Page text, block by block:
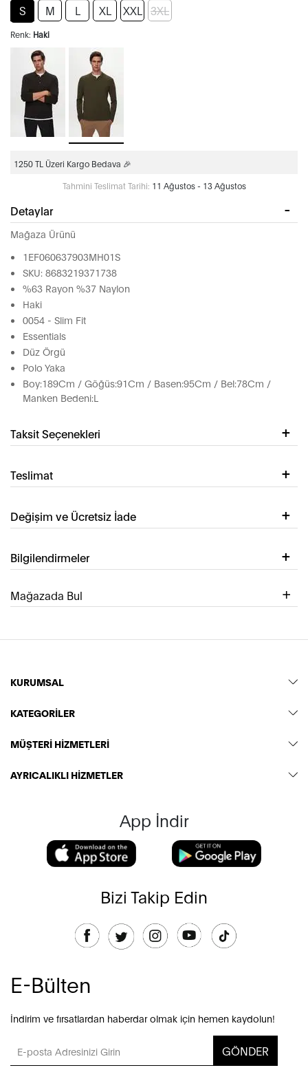
S M L XL XXL 3XL
Renk: Haki
1250 TL Üzeri Kargo Bedava 🎉
Tahmini Teslimat Tarihi: 11 Ağustos - 13 Ağustos
Detaylar
Mağaza Ürünü
1EF060637903MH01S
SKU: 8683219371738
%63 Rayon %37 Naylon
Haki
0054 - Slim Fit
Essentials
Düz Örgü
Polo Yaka
Boy:189Cm / Göğüs:91Cm / Basen:95Cm / Bel:78Cm /
Manken Bedeni:L
Taksit Seçenekleri
Teslimat
Değişim ve Ücretsiz İade
Bilgilendirmeler
Mağazada Bul
KURUMSAL
KATEGORİLER
MÜŞTERİ HİZMETLERİ
AYRICALIKLI HİZMETLER
App İndir
Bizi Takip Edin
E-Bülten
İndirim ve fırsatlardan haberdar olmak için hemen kaydolun!
GÖNDER